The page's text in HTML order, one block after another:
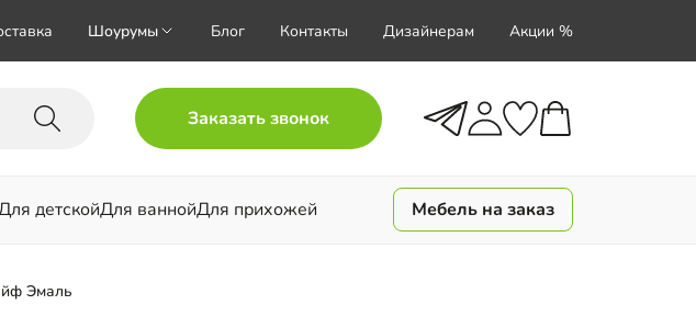
Шоурумы Блог Контакты Дизайнерам Акции %
Заказать звонок
детскойДля ваннойДля прихожей Мебель на заказ
Эмаль